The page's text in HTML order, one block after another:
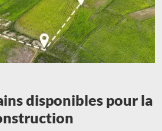
disponibles pour la